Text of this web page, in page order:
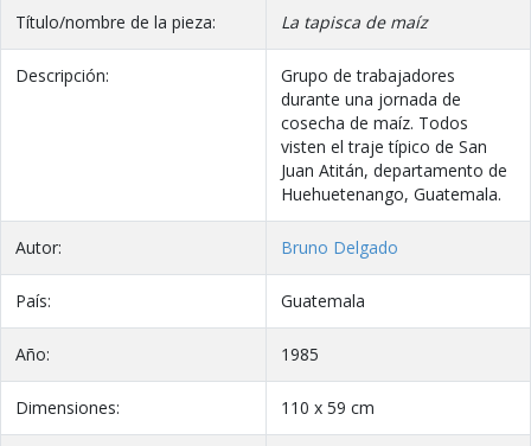
Título/nombre de la pieza: La tapisca de maíz
Descripción:
Grupo de trabajadores
durante una jornada de
cosecha de maíz. Todos
visten el traje típico de San
Juan Atitán, departamento de
Huehuetenango, Guatemala.
Autor: Bruno Delgado
País: Guatemala
Año: 1985
Dimensiones: 110 x 59 cm